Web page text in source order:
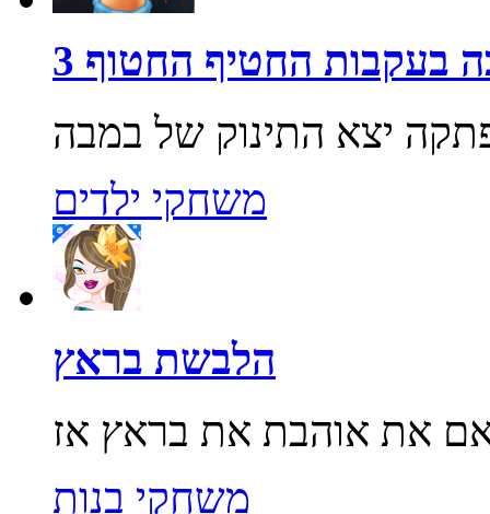
בעקבות החטיף החטוף 3
משחקי ילדים
הלבשת בראץ
משחקי בנות